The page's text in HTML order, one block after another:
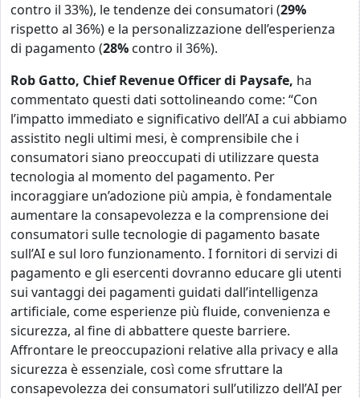
contro il 33%), le tendenze dei consumatori (29%
rispetto al 36%) e la personalizzazione dell’esperienza
di pagamento (28% contro il 36%).
Rob Gatto, Chief Revenue Officer di Paysafe, ha
commentato questi dati sottolineando come: “Con
l’impatto immediato e significativo dell’AI a cui abbiamo
assistito negli ultimi mesi, è comprensibile che i
consumatori siano preoccupati di utilizzare questa
tecnologia al momento del pagamento. Per
incoraggiare un’adozione più ampia, è fondamentale
aumentare la consapevolezza e la comprensione dei
consumatori sulle tecnologie di pagamento basate
sull’AI e sul loro funzionamento. I fornitori di servizi di
pagamento e gli esercenti dovranno educare gli utenti
sui vantaggi dei pagamenti guidati dall’intelligenza
artificiale, come esperienze più fluide, convenienza e
sicurezza, al fine di abbattere queste barriere.
Affrontare le preoccupazioni relative alla privacy e alla
sicurezza è essenziale, così come sfruttare la
consapevolezza dei consumatori sull’utilizzo dell’AI per